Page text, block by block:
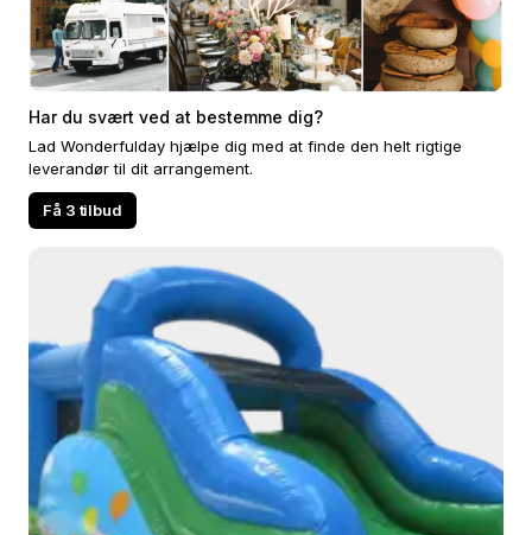
Har du svært ved at bestemme dig?
Lad Wonderfulday hjælpe dig med at finde den helt rigtige
leverandør til dit arrangement.
Få 3 tilbud